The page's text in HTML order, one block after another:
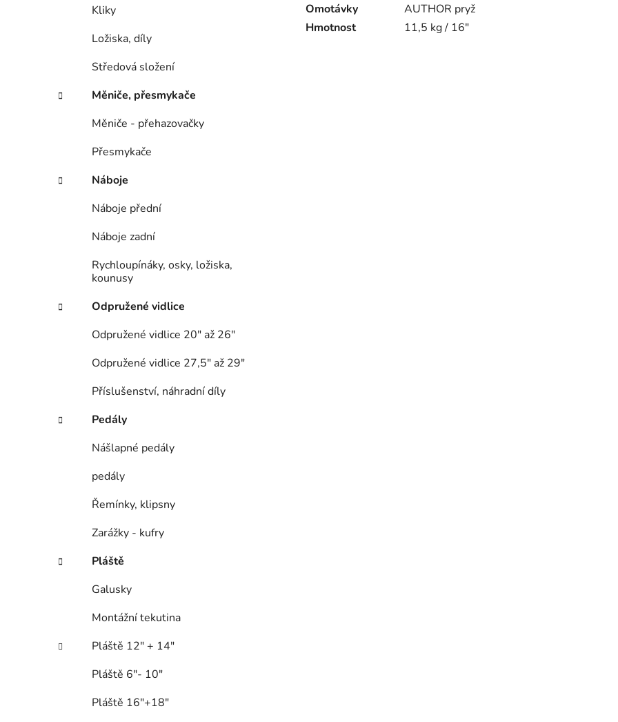
Kliky
Ložiska, díly
Středová složení
Měniče, přesmykače
Měniče - přehazovačky
Přesmykače
Náboje
Náboje přední
Náboje zadní
Rychloupínáky, osky, ložiska,
kounusy
Odpružené vidlice
Odpružené vidlice 20" až 26"
Odpružené vidlice 27,5" až 29"
Příslušenství, náhradní díly
Pedály
Nášlapné pedály
pedály
Řemínky, klipsny
Zarážky - kufry
Pláště
Galusky
Montážní tekutina
Pláště 12" + 14"
Pláště 6"- 10"
Pláště 16"+18"
Omotávky
AUTHOR pryž
Hmotnost
11,5 kg / 16"